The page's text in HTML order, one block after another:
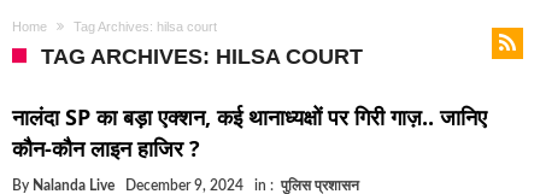
अंचल पदाधिकारी (CO) बर्खास्त.. फर्जीवाड़ा कर पाई थी नौकरी..
बिहार में एक और सिक्स लेन की मंजूरी.. जानिए किन-किन जिलों
क्रिकेटर ईशान किशन की शादी फिक्स, गर्लफ्रेंड से होगी
Home Tag Archives: hilsa court
TAG ARCHIVES: HILSA COURT
नालंदा SP का बड़ा एक्शन, कई थानाध्यक्षों पर गिरी गाज़.. जानिए
कौन-कौन लाइन हाजिर ?
By Nalanda Live December 9, 2024 in : पुलिस प्रशासन